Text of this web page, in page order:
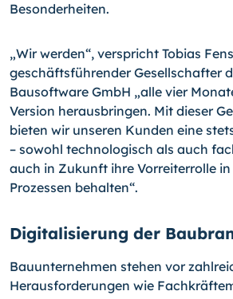
Besonderheiten.
„Wir werden“, verspricht Tobias
geschäftsführender Gesellschafter
Bausoftware GmbH „alle vier
Version herausbringen. Mit dieser
bieten wir unseren Kunden eine
– sowohl technologisch als auch
auch in Zukunft ihre Vorreiterrolle
Prozessen behalten“.
Digitalisierung der
Bauunternehmen stehen vor
Herausforderungen wie